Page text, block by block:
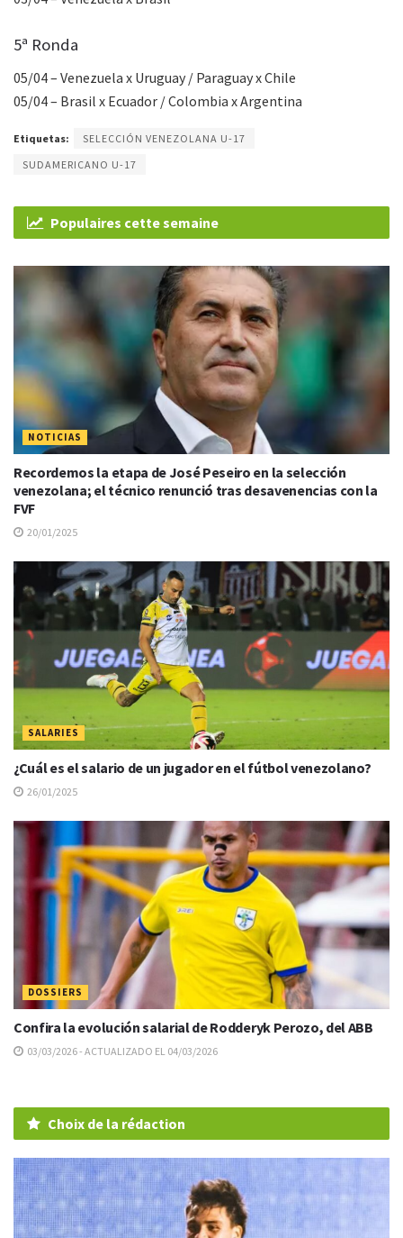
5ª Ronda
05/04 – Venezuela x Uruguay / Paraguay x Chile
05/04 – Brasil x Ecuador / Colombia x Argentina
Etiquetas:
SELECCIÓN VENEZOLANA U-17
SUDAMERICANO U-17
Populaires cette semaine
NOTICIAS
Recordemos la etapa de José Peseiro en la selección
venezolana; el técnico renunció tras desavenencias con la
FVF
20/01/2025
SALARIES
¿Cuál es el salario de un jugador en el fútbol venezolano?
26/01/2025
DOSSIERS
Confira la evolución salarial de Rodderyk Perozo, del ABB
03/03/2026 - ACTUALIZADO EL 04/03/2026
Choix de la rédaction